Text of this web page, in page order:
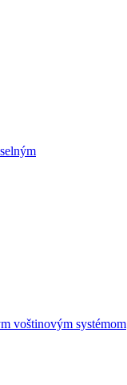
voštinovým systémom